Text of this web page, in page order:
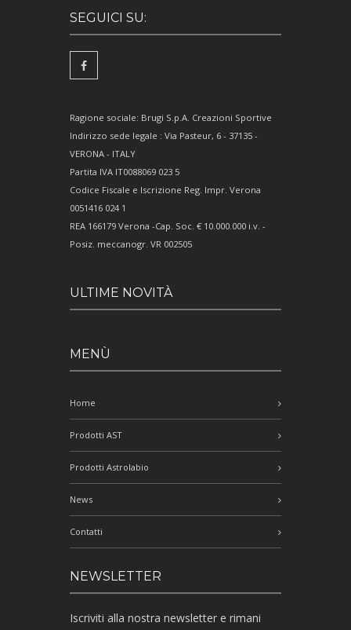
SEGUICI SU:
Ragione sociale: Brugi S.p.A. Creazioni Sportive
Indirizzo sede legale : Via Pasteur, 6 - 37135 -
VERONA - ITALY
Partita IVA IT0088069 023 5
Codice Fiscale e Iscrizione Reg. Impr. Verona
0051416 024 1
REA 166179 Verona -Cap. Soc. € 10.000.000 i.v. -
Posiz. meccanogr. VR 002505
ULTIME NOVITÀ
MENÙ
Home
Prodotti AST
Prodotti Astrolabio
News
Contatti
NEWSLETTER
Iscriviti alla nostra newsletter e rimani